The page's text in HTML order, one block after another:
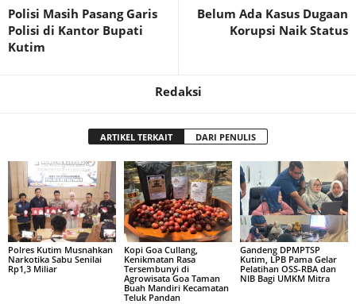
Polisi Masih Pasang Garis
Polisi di Kantor Bupati
Kutim
Belum Ada Kasus Dugaan
Korupsi Naik Status
Redaksi
ARTIKEL TERKAIT DARI PENULIS
Polres Kutim Musnahkan
Narkotika Sabu Senilai
Rp1,3 Miliar
Kopi Goa Cullang,
Kenikmatan Rasa
Tersembunyi di
Agrowisata Goa Taman
Buah Mandiri Kecamatan
Teluk Pandan
Gandeng DPMPTSP
Kutim, LPB Pama Gelar
Pelatihan OSS-RBA dan
NIB Bagi UMKM Mitra